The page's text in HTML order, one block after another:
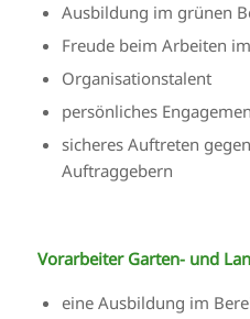
Ausbildung im grünen
Freude beim Arbeiten
Organisationstalent
persönliches
sicheres Auftreten
Auftraggebern
Vorarbeiter Garten- und
eine Ausbildung im